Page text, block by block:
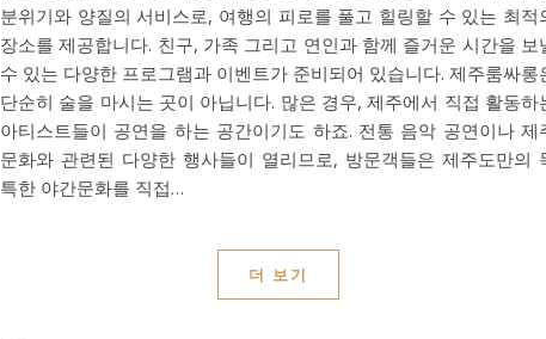
분위기와 양질의 서비스로, 여행의 피로를 풀고 힐링할 수 있는 최적
장소를 제공합니다. 친구, 가족 그리고 연인과 함께 즐거운 시간을 보
수 있는 다양한 프로그램과 이벤트가 준비되어 있습니다. 제주룸싸롱
단순히 술을 마시는 곳이 아닙니다. 많은 경우, 제주에서 직접 활동하
아티스트들이 공연을 하는 공간이기도 하죠. 전통 음악 공연이나 제
문화와 관련된 다양한 행사들이 열리므로, 방문객들은 제주도만의
특한 야간문화를 직접…
더 보기